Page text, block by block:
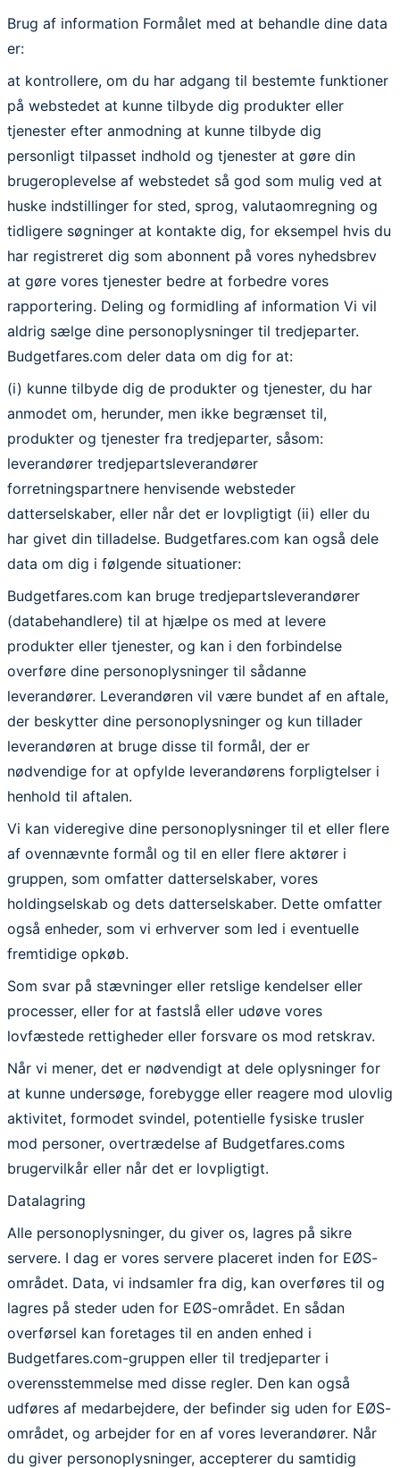
Brug af information Formålet med at behandle dine data
er:
at kontrollere, om du har adgang til bestemte funktioner
på webstedet at kunne tilbyde dig produkter eller
tjenester efter anmodning at kunne tilbyde dig
personligt tilpasset indhold og tjenester at gøre din
brugeroplevelse af webstedet så god som mulig ved at
huske indstillinger for sted, sprog, valutaomregning og
tidligere søgninger at kontakte dig, for eksempel hvis du
har registreret dig som abonnent på vores nyhedsbrev
at gøre vores tjenester bedre at forbedre vores
rapportering. Deling og formidling af information Vi vil
aldrig sælge dine personoplysninger til tredjeparter.
Budgetfares.com deler data om dig for at:
(i) kunne tilbyde dig de produkter og tjenester, du har
anmodet om, herunder, men ikke begrænset til,
produkter og tjenester fra tredjeparter, såsom:
leverandører tredjepartsleverandører
forretningspartnere henvisende websteder
datterselskaber, eller når det er lovpligtigt (ii) eller du
har givet din tilladelse. Budgetfares.com kan også dele
data om dig i følgende situationer:
Budgetfares.com kan bruge tredjepartsleverandører
(databehandlere) til at hjælpe os med at levere
produkter eller tjenester, og kan i den forbindelse
overføre dine personoplysninger til sådanne
leverandører. Leverandøren vil være bundet af en aftale,
der beskytter dine personoplysninger og kun tillader
leverandøren at bruge disse til formål, der er
nødvendige for at opfylde leverandørens forpligtelser i
henhold til aftalen.
Vi kan videregive dine personoplysninger til et eller flere
af ovennævnte formål og til en eller flere aktører i
gruppen, som omfatter datterselskaber, vores
holdingselskab og dets datterselskaber. Dette omfatter
også enheder, som vi erhverver som led i eventuelle
fremtidige opkøb.
Som svar på stævninger eller retslige kendelser eller
processer, eller for at fastslå eller udøve vores
lovfæstede rettigheder eller forsvare os mod retskrav.
Når vi mener, det er nødvendigt at dele oplysninger for
at kunne undersøge, forebygge eller reagere mod ulovlig
aktivitet, formodet svindel, potentielle fysiske trusler
mod personer, overtrædelse af Budgetfares.coms
brugervilkår eller når det er lovpligtigt.
Datalagring
Alle personoplysninger, du giver os, lagres på sikre
servere. I dag er vores servere placeret inden for EØS-
området. Data, vi indsamler fra dig, kan overføres til og
lagres på steder uden for EØS-området. En sådan
overførsel kan foretages til en anden enhed i
Budgetfares.com-gruppen eller til tredjeparter i
overensstemmelse med disse regler. Den kan også
udføres af medarbejdere, der befinder sig uden for EØS-
området, og arbejder for en af vores leverandører. Når
du giver personoplysninger, accepterer du samtidig